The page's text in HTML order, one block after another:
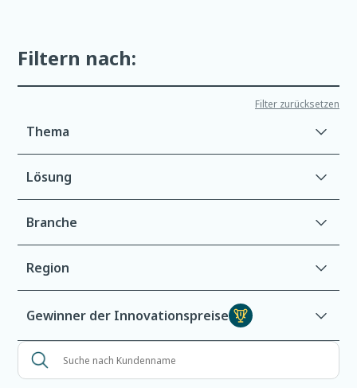
Filtern nach:
Filter zurücksetzen
Thema
Lösung
Branche
Region
Gewinner der Innovationspreise